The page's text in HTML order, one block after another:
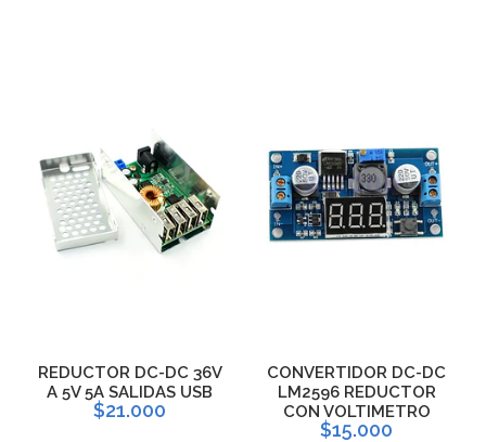
REDUCTOR DC-DC 36V
A 5V 5A SALIDAS USB
$21.000
CONVERTIDOR DC-DC
LM2596 REDUCTOR
CON VOLTIMETRO
$15.000